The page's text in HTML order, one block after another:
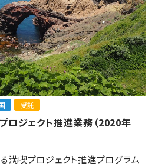
受託
ジェクト推進業務（2020年
満喫プロジェクト推進プログラム